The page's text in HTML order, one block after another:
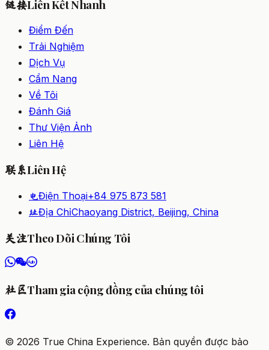
链接Liên Kết Nhanh
Điểm Đến
Trải Nghiệm
Dịch Vụ
Cẩm Nang
Về Tôi
Đánh Giá
Thư Viện Ảnh
Liên Hệ
联系Liên Hệ
电Điện Thoại+84 975 873 581
址Địa ChỉChaoyang District, Beijing, China
关注Theo Dõi Chúng Tôi
社区Tham gia cộng đồng của chúng tôi
© 2026 True China Experience. Bản quyền được bảo